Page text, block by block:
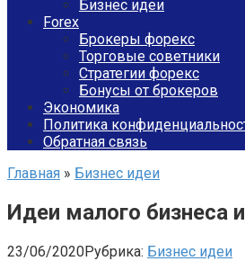
Бизнес идеи
Forex
Брокеры форекс
Торговые советники
Стратегии форекс
Бонусы от брокеров
Экономика
Политика
Обратная связь
Главная » Бизнес идеи
Идеи малого бизнеса
23/06/2020Рубрика: Бизнес идеи